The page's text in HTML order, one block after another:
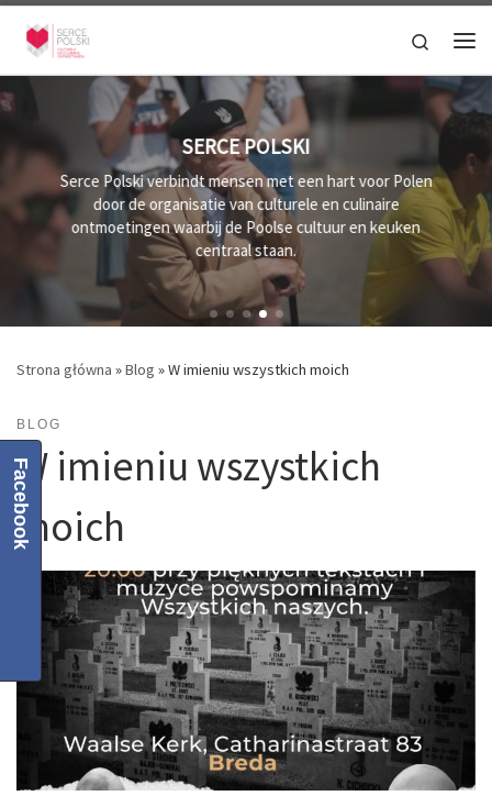
Przejdź do treści
Search
SERCE POLSKI
Serce Polski verbindt mensen met een hart voor Polen
door de organisatie van culturele en culinaire
ontmoetingen waarbij de Poolse cultuur en keuken
centraal staan.
Strona główna »Blog »W imieniu wszystkich moich
BLOG
W imieniu wszystkich
moich
Facebook